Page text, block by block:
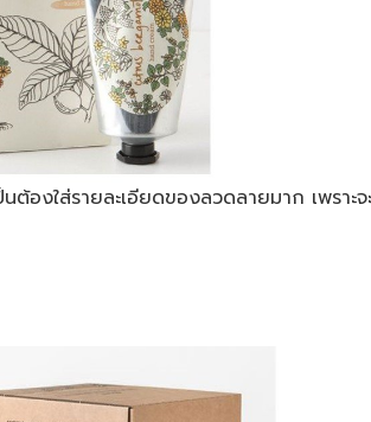
องใส่รายละเอียดของลวดลายมาก เพราะ